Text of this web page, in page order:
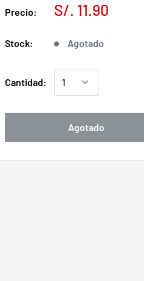
Precio: S/. 11.90
Stock: Agotado
Cantidad:
Agotado